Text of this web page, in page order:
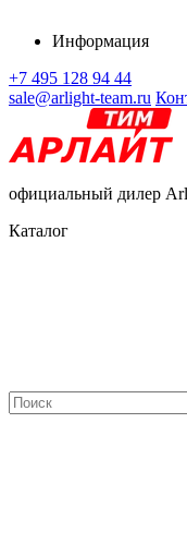
Информация
+7 495 128 94 44
sale@arlight-team.ru
официальный дилер
Каталог